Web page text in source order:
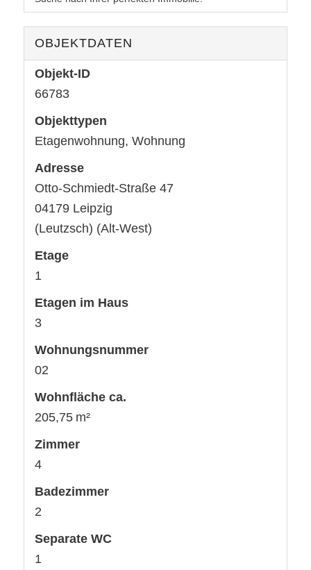
OBJEKTDATEN
Objekt-ID
66783
Objekttypen
Etagenwohnung, Wohnung
Adresse
Otto-Schmiedt-Straße 47
04179 Leipzig
(Leutzsch) (Alt-West)
Etage
1
Etagen im Haus
3
Wohnungsnummer
02
Wohnfläche ca.
205,75 m²
Zimmer
4
Badezimmer
2
Separate WC
1